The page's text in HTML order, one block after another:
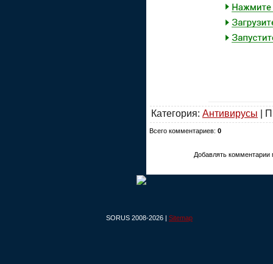
Категория: Антивирусы |
Всего комментариев: 0
Добавлять комментарии
SORUS 2008-2026 | Sitemap